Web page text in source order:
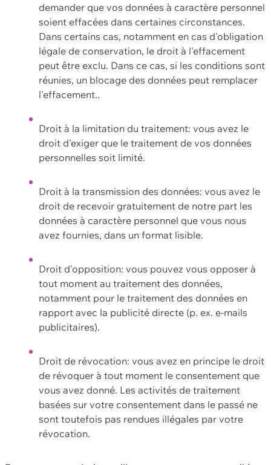
demander que vos données à caractère personnel
soient effacées dans certaines circonstances.
Dans certains cas, notamment en cas d'obligation
légale de conservation, le droit à l'effacement
peut être exclu. Dans ce cas, si les conditions sont
réunies, un blocage des données peut remplacer
l'effacement..
Droit à la limitation du traitement: vous avez le
droit d'exiger que le traitement de vos données
personnelles soit limité.
Droit à la transmission des données: vous avez le
droit de recevoir gratuitement de notre part les
données à caractère personnel que vous nous
avez fournies, dans un format lisible.
Droit d'opposition: vous pouvez vous opposer à
tout moment au traitement des données,
notamment pour le traitement des données en
rapport avec la publicité directe (p. ex. e-mails
publicitaires).
Droit de révocation: vous avez en principe le droit
de révoquer à tout moment le consentement que
vous avez donné. Les activités de traitement
basées sur votre consentement dans le passé ne
sont toutefois pas rendues illégales par votre
révocation.